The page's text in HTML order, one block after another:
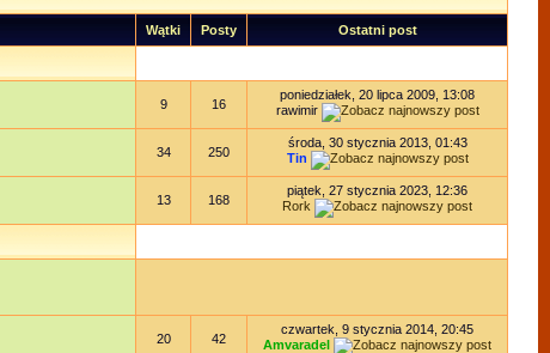
Wątki Posty Ostatni post
9 16
poniedziałek, 20 lipca 2009, 13:08
rawimir
34 250
środa, 30 stycznia 2013, 01:43
Tin
13 168
piątek, 27 stycznia 2023, 12:36
Rork
20 42
czwartek, 9 stycznia 2014, 20:45
Amvaradel